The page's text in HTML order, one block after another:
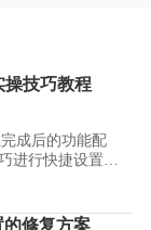
操技巧教程
成后的功能配
进行快捷设置，
的修复方案